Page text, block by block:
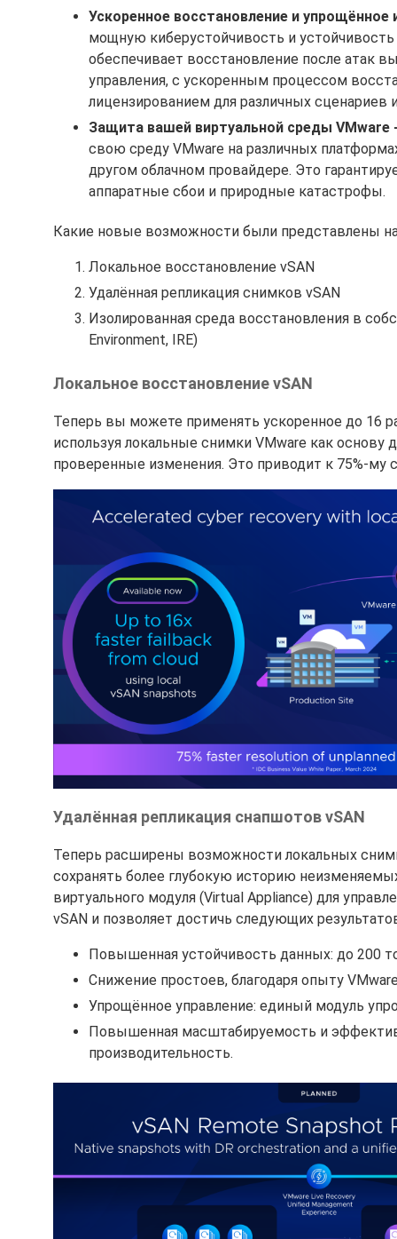
Ускоренное восстановление и упрощённое
мощную киберустойчивость и
обеспечивает восстановление после атак
управления, с ускоренным процессом
лицензированием для различных сценариев
Защита вашей виртуальной среды VMware
свою среду VMware на различных
другом облачном провайдере. Это
аппаратные сбои и природные катастрофы.
Какие новые возможности были представлены на
Локальное восстановление vSAN
Удалённая репликация снимков vSAN
Изолированная среда восстановления в
Environment, IRE)
Локальное восстановление vSAN
Теперь вы можете применять ускоренное до 16
используя локальные снимки VMware как основу
проверенные изменения. Это приводит к 75%-
Удалённая репликация снапшотов vSAN
Теперь расширены возможности локальных
сохранять более глубокую историю
виртуального модуля (Virtual Appliance) для
vSAN и позволяет достичь следующих
Повышенная устойчивость данных: до 200
Снижение простоев, благодаря опыту
Упрощённое управление: единый модуль
Повышенная масштабируемость и
производительность.